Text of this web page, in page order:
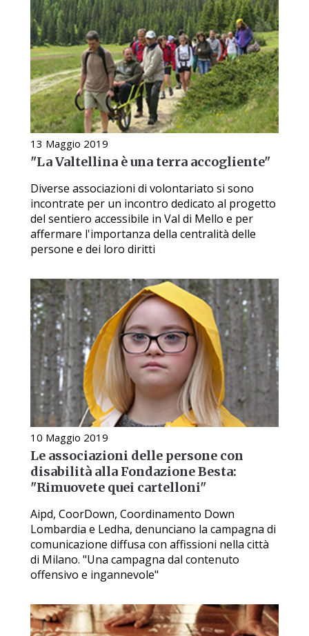
13 Maggio 2019
"La Valtellina è una terra accogliente"
Diverse associazioni di volontariato si sono
incontrate per un incontro dedicato al progetto
del sentiero accessibile in Val di Mello e per
affermare l'importanza della centralità delle
persone e dei loro diritti
10 Maggio 2019
Le associazioni delle persone con
disabilità alla Fondazione Besta:
"Rimuovete quei cartelloni"
Aipd, CoorDown, Coordinamento Down
Lombardia e Ledha, denunciano la campagna di
comunicazione diffusa con affissioni nella città
di Milano. "Una campagna dal contenuto
offensivo e ingannevole"